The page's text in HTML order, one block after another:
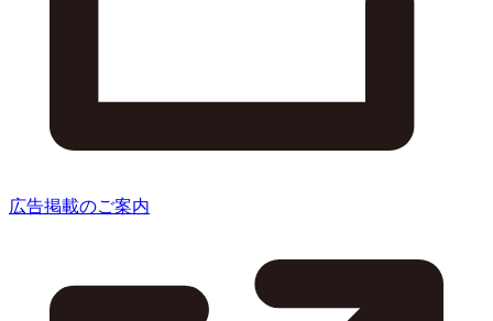
広告掲載のご案内